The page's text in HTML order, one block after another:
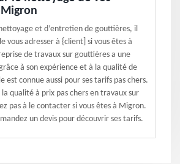
et d’entretien de gouttières, il
vous adresser à {client] si vous êtes à
de travaux sur gouttières a une
à son expérience et à la qualité de
est connue aussi pour ses tarifs pas chers.
la qualité à prix pas chers en travaux sur
pas à le contacter si vous êtes à Migron.
un devis pour découvrir ses tarifs.